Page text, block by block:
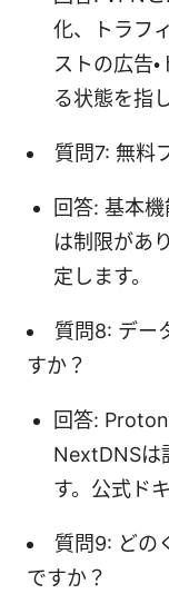
化、トラフ
ストの広告
る状態を指
質問7: 無料
回答: 基本
は制限があ
定します。
質問8: デー
すか？
回答:
NextDNSは
す。公式ド
質問9: どの
ですか？